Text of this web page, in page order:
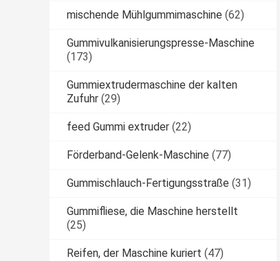
mischende Mühlgummimaschine (62)
Gummivulkanisierungspresse-Maschine
(173)
Gummiextrudermaschine der kalten
Zufuhr (29)
feed Gummi extruder (22)
Förderband-Gelenk-Maschine (77)
Gummischlauch-Fertigungsstraße (31)
Gummifliese, die Maschine herstellt
(25)
Reifen, der Maschine kuriert (47)